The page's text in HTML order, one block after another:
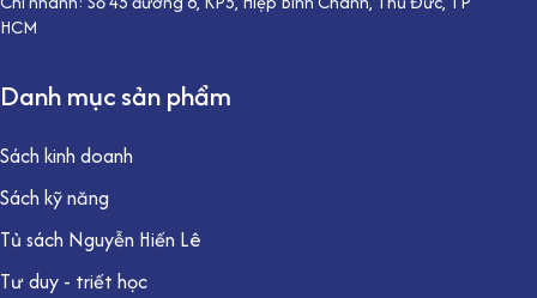
HCM
Danh mục sản phẩm
Sách kinh doanh
Sách kỹ năng
Tủ sách Nguyễn Hiến Lê
Tư duy - triết học